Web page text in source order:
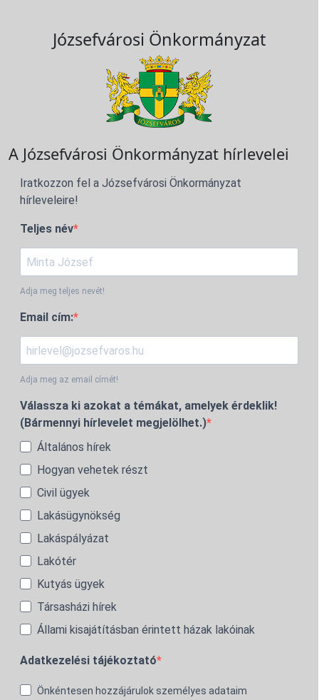
Józsefvárosi Önkormányzat
A Józsefvárosi Önkormányzat hírlevelei
Iratkozzon fel a Józsefvárosi Önkormányzat
hírleveleire!
Teljes név
Adja meg teljes nevét!
Email cím:
Adja meg az email címét!
Válassza ki azokat a témákat, amelyek érdeklik!
(Bármennyi hírlevelet megjelölhet.)
Általános hírek
Hogyan vehetek részt
Civil ügyek
Lakásügynökség
Lakáspályázat
Lakótér
Kutyás ügyek
Társasházi hírek
Állami kisajátításban érintett házak lakóinak
Adatkezelési tájékoztató
Önkéntesen hozzájárulok személyes adataim